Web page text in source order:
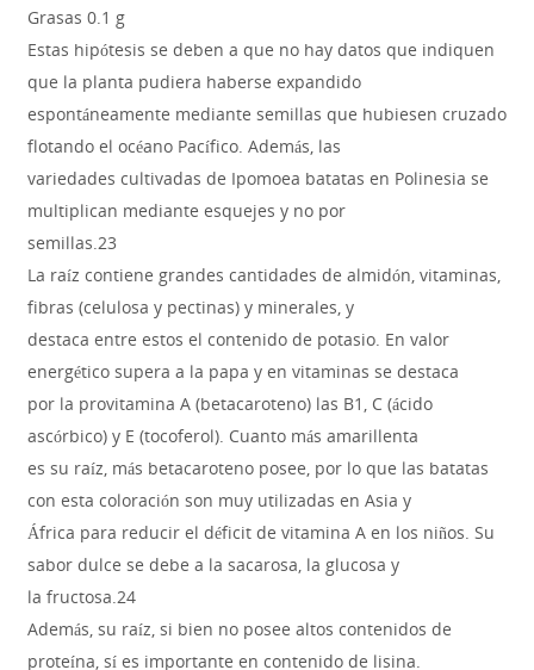
Grasas 0.1 g
Estas hipótesis se deben a que no hay datos que indiquen
que la planta pudiera haberse expandido
espontáneamente mediante semillas que hubiesen cruzado
flotando el océano Pacífico. Además, las
variedades cultivadas de Ipomoea batatas en Polinesia se
multiplican mediante esquejes y no por
semillas.23
La raíz contiene grandes cantidades de almidón, vitaminas,
fibras (celulosa y pectinas) y minerales, y
destaca entre estos el contenido de potasio. En valor
energético supera a la papa y en vitaminas se destaca
por la provitamina A (betacaroteno) las B1, C (ácido
ascórbico) y E (tocoferol). Cuanto más amarillenta
es su raíz, más betacaroteno posee, por lo que las batatas
con esta coloración son muy utilizadas en Asia y
África para reducir el déficit de vitamina A en los niños. Su
sabor dulce se debe a la sacarosa, la glucosa y
la fructosa.24
Además, su raíz, si bien no posee altos contenidos de
proteína, sí es importante en contenido de lisina.